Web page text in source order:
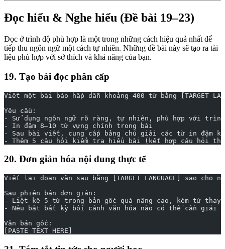
Đọc hiểu & Nghe hiểu (Đề bài 19–23)
Đọc ở trình độ phù hợp là một trong những cách hiệu quả nhất để
tiếp thu ngôn ngữ một cách tự nhiên. Những đề bài này sẽ tạo ra tài
liệu phù hợp với sở thích và khả năng của bạn.
19. Tạo bài đọc phân cấp
Viết một bài báo hấp dẫn khoảng 400 từ bằng [TARGET
Yêu cầu:
- Sử dụng ngôn ngữ rõ ràng, tự nhiên, phù hợp với
- In đậm 8–10 từ vựng chính trong bài
- Sau bài viết, cung cấp bảng chú giải các từ in đậm
- Thêm 5 câu hỏi kiểm tra hiểu bài (kết hợp câu hỏi
20. Đơn giản hóa nội dung thực tế
Viết lại đoạn văn sau bằng [TARGET LANGUAGE] sao
Sau phiên bản đơn giản:
- Liệt kê 5 từ trong bản gốc quá nâng cao, kèm từ thay
- Nêu bật bất kỳ bối cảnh văn hóa nào có thể cần giải
Văn bản gốc:
[PASTE TEXT HERE]